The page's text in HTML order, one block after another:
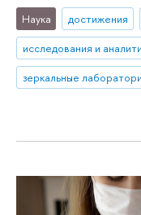
Наука достижения
исследования и
зеркальные